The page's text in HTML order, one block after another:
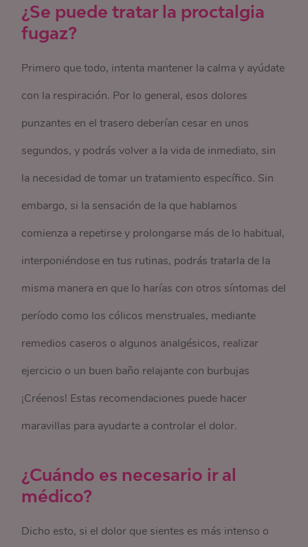
¿Se puede tratar la proctalgia
fugaz?
Primero que todo, intenta mantener la calma y ayúdate
con la respiración. Por lo general, esos dolores
punzantes en el trasero deberían cesar en unos
segundos, y podrás volver a la vida de inmediato, sin
la necesidad de tomar un tratamiento específico. Sin
embargo, si la sensación de la que hablamos
comienza a repetirse y prolongarse más de lo habitual,
interponiéndose en tus rutinas, podrás tratarla de la
misma manera en que lo harías con otros síntomas del
período como los cólicos menstruales, mediante
remedios caseros o algunos analgésicos, realizar
ejercicio o un buen baño relajante con burbujas
¡Créenos! Estas recomendaciones puede hacer
maravillas para ayudarte a controlar el dolor.
¿Cuándo es necesario ir al
médico?
Dicho esto, si el dolor que sientes es más intenso o